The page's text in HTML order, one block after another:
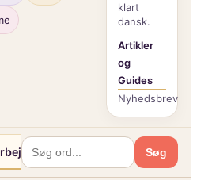
klart
dansk.
Artikler
og
Guides
Nyhedsbrev
og Karriereliv Søg